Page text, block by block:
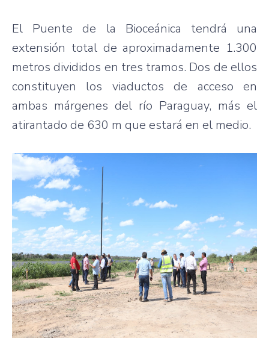
El Puente de la Bioceánica tendrá una
extensión total de aproximadamente 1.300
metros divididos en tres tramos. Dos de ellos
constituyen los viaductos de acceso en
ambas márgenes del río Paraguay, más el
atirantado de 630 m que estará en el medio.